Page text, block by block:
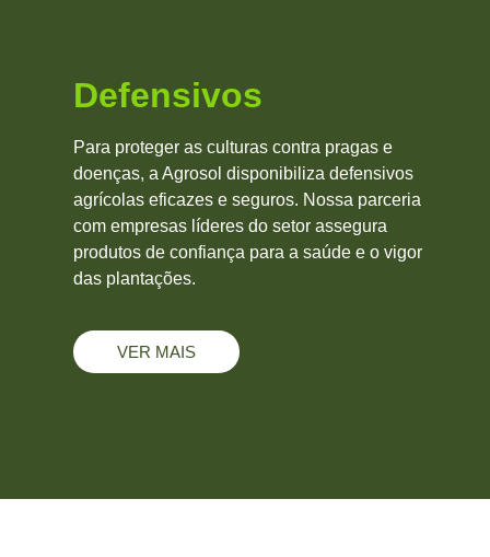
Defensivos
Para proteger as culturas contra pragas e
doenças, a Agrosol disponibiliza defensivos
agrícolas eficazes e seguros. Nossa parceria
com empresas líderes do setor assegura
produtos de confiança para a saúde e o vigor
das plantações.
VER MAIS